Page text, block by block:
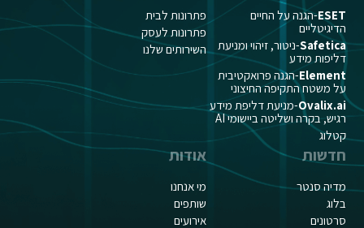
ESET-הגנה על החיים
הדיגיטליים
Safetica-ניטור, זיהוי ומניעת
דליפות מידע
Element-הגנה פרואקטיבית
על משטח התקיפה החיצוני
Ovalix.ai-מניעת דליפת מידע
רגיש, בקרה ושליטה ביישומי AI
קטלוג
פתרונות לבית
פתרונות לעסק
השירותים שלנו
חדשות
מדיה סנטר
בלוג
סרטונים
אודות
מי אנחנו
שותפים
אירועים